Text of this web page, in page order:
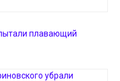
плавающий